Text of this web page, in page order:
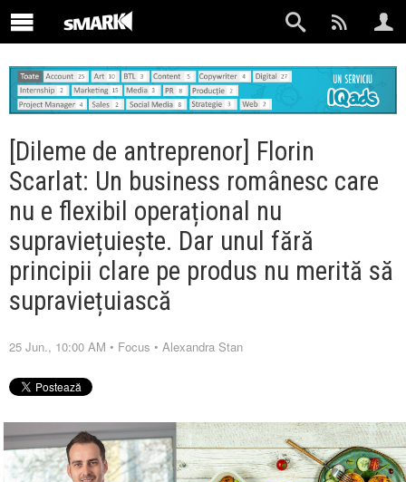
[Dileme de antreprenor] Florin
Scarlat: Un business românesc care
nu e flexibil operațional nu
supraviețuiește. Dar unul fără
principii clare pe produs nu merită să
supraviețuiască
25 Jun., 10:00 AM • Focus • Alexandra Stan